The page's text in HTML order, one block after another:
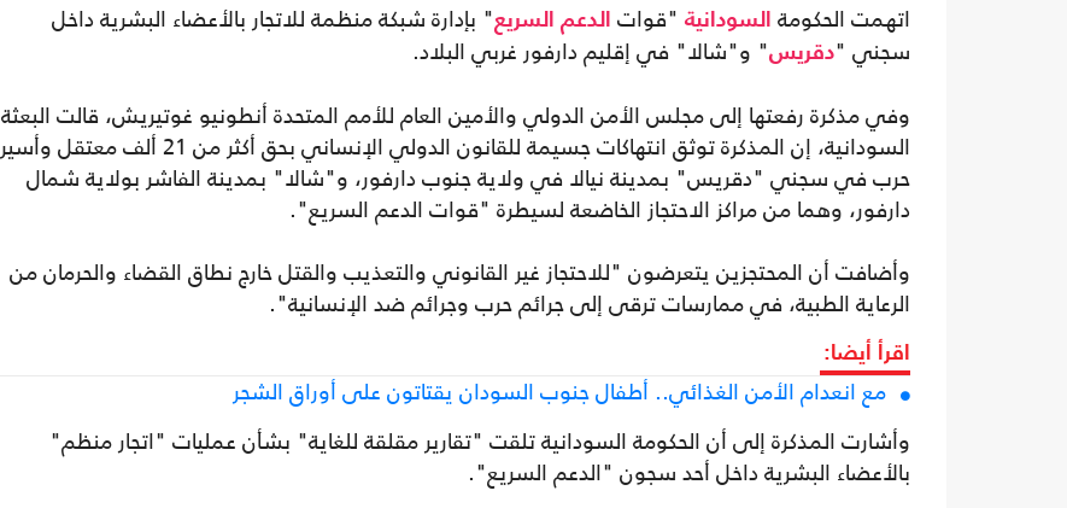
اتهمت الحكومة السودانية "قوات الدعم السريع" بإدارة شبكة منظمة للاتجار بالأعضاء البشرية داخل
سجني "دقريس" و"شالا" في إقليم دارفور غربي البلاد.
وفي مذكرة رفعتها إلى مجلس الأمن الدولي والأمين العام للأمم المتحدة أنطونيو غوتيريش، قالت البعثة
السودانية، إن المذكرة توثق انتهاكات جسيمة للقانون الدولي الإنساني بحق أكثر من 21 ألف معتقل وأسير
حرب في سجني "دقريس" بمدينة نيالا في ولاية جنوب دارفور، و"شالا" بمدينة الفاشر بولاية شمال
دارفور، وهما من مراكز الاحتجاز الخاضعة لسيطرة "قوات الدعم السريع".
وأضافت أن المحتجزين يتعرضون "للاحتجاز غير القانوني والتعذيب والقتل خارج نطاق القضاء والحرمان من
الرعاية الطبية، في ممارسات ترقى إلى جرائم حرب وجرائم ضد الإنسانية".
اقرأ أيضا:
مع انعدام الأمن الغذائي.. أطفال جنوب السودان يقتاتون على أوراق الشجر
وأشارت المذكرة إلى أن الحكومة السودانية تلقت "تقارير مقلقة للغاية" بشأن عمليات "اتجار منظم"
بالأعضاء البشرية داخل أحد سجون "الدعم السريع".